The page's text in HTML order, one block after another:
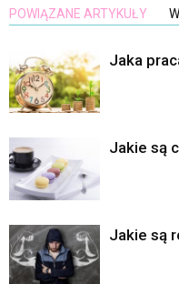
POWIĄZANE ARTYKUŁY
Jaka
Jakie są
Jakie są